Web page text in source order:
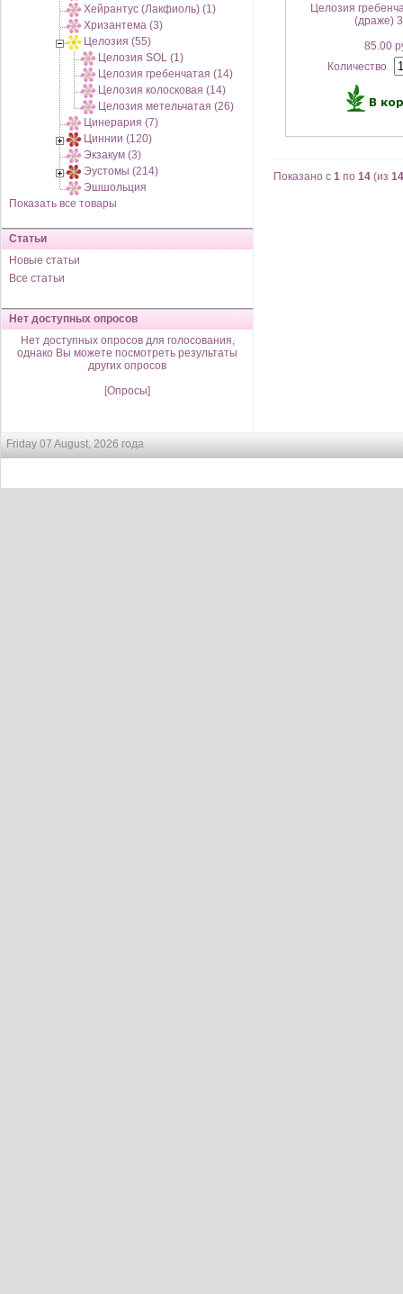
Хейрантус (Лакфиоль) (1)
Хризантема (3)
Целозия (55)
Целозия SOL (1)
Целозия гребенчатая (14)
Целозия колосковая (14)
Целозия метельчатая (26)
Цинерария (7)
Циннии (120)
Экзакум (3)
Эустомы (214)
Эшшольция
Показать все товары
Статьи
Новые статьи
Все статьи
Нет доступных опросов
Нет доступных опросов для голосования,
однако Вы можете посмотреть результаты
других опросов
[Опросы]
Целозия
(драже)
85.00
Количество
Показано с 1 по 14 (из 14
Friday 07 August, 2026 года